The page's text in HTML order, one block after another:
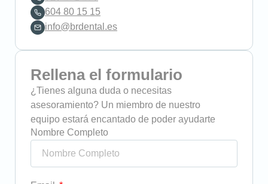
604 80 15 15
info@brdental.es
Rellena el formulario
¿Tienes alguna duda o necesitas
asesoramiento? Un miembro de nuestro
equipo estará encantado de poder ayudarte
Nombre Completo